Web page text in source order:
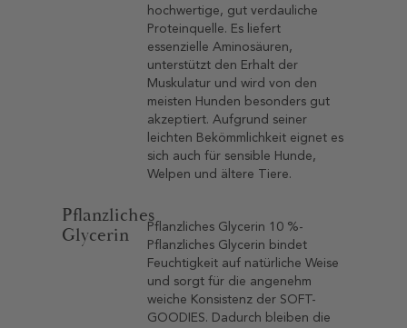
hochwertige, gut verdauliche
Proteinquelle. Es liefert
essenzielle Aminosäuren,
unterstützt den Erhalt der
Muskulatur und wird von den
meisten Hunden besonders gut
akzeptiert. Aufgrund seiner
leichten Bekömmlichkeit eignet es
sich auch für sensible Hunde,
Welpen und ältere Tiere.
Pflanzliches
Glycerin
Pflanzliches Glycerin 10 %-
Pflanzliches Glycerin bindet
Feuchtigkeit auf natürliche Weise
und sorgt für die angenehm
weiche Konsistenz der SOFT-
GOODIES. Dadurch bleiben die